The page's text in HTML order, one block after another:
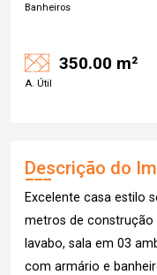
Banheiros
350.00 m²
A. Útil
Descrição do
Excelente casa estilo
metros de construção
lavabo, sala em 03
com armário e